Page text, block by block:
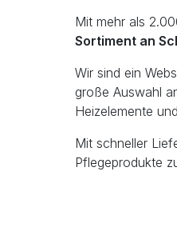
Mit mehr als
Sortiment an
Wir sind ein
große Auswahl
Heizelemente
Mit schneller
Pflegeprodukte